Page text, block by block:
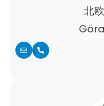
北